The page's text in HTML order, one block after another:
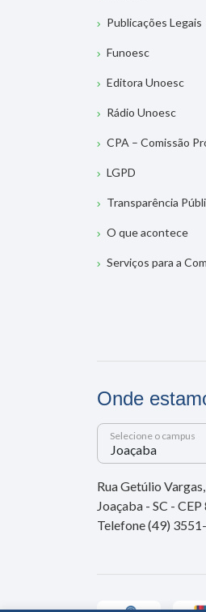
Publicações Legais
Funoesc
Editora Unoesc
Rádio Unoesc
CPA – Comissão
LGPD
Transparência
O que acontece
Serviços para a
Onde
Selecione o campus
Rua Getúlio
Joaçaba - SC -
Telefone (49)